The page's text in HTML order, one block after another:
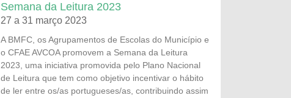
Semana da Leitura 2023
27 a 31 março 2023
A BMFC, os Agrupamentos de Escolas do Município e
o CFAE AVCOA promovem a Semana da Leitura
2023, uma iniciativa promovida pelo Plano Nacional
de Leitura que tem como objetivo incentivar o hábito
de ler entre os/as portugueses/as, contribuindo assim